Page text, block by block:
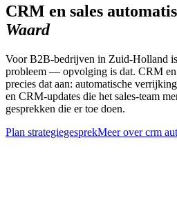
CRM en sales
Waard
Voor B2B-bedrijven in Zuid-Holland is
probleem — opvolging is dat. CRM en
precies dat aan: automatische
en CRM-updates die het sales-team
gesprekken die er toe doen.
Plan strategiegesprekMeer overcrm